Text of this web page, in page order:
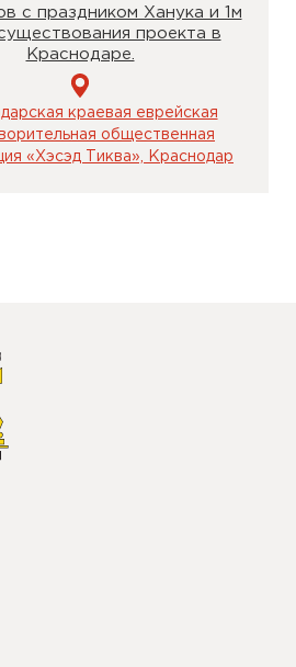
с праздником Ханука и 1м
проекта в
Краснодаре.
краевая еврейская
общественная
«Хэсэд Тиква», Краснодар